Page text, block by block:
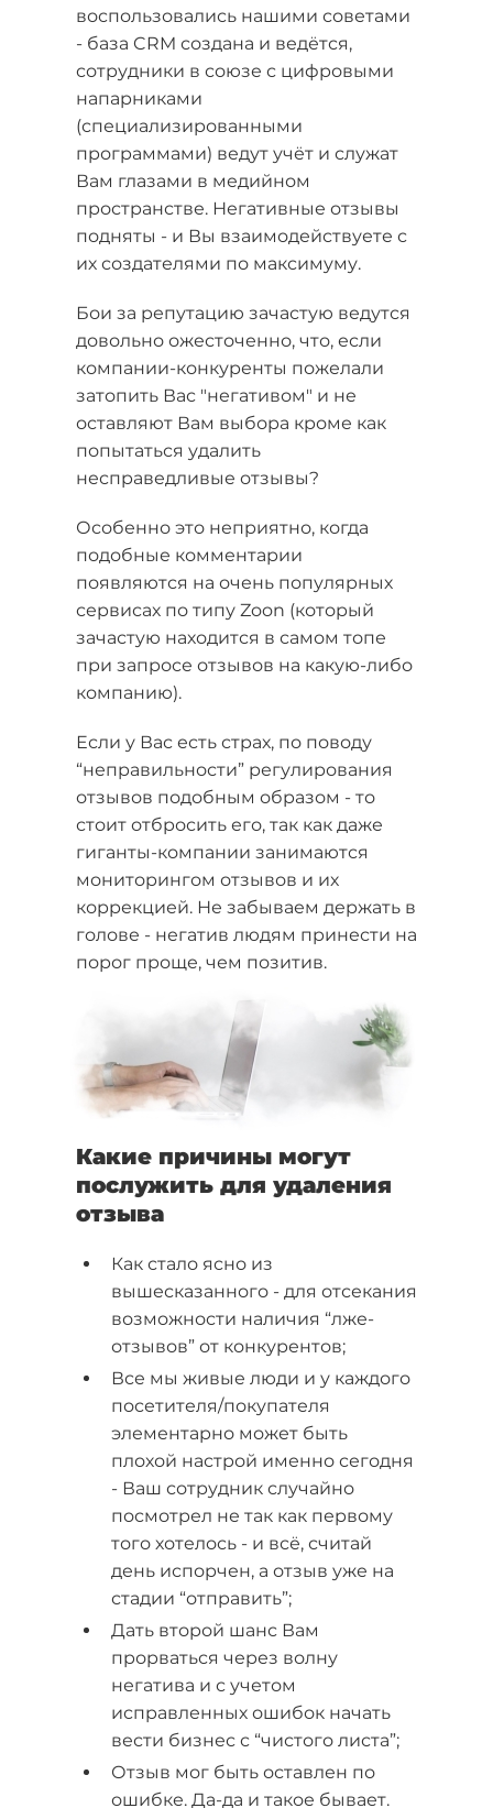
воспользовались нашими советами
- база CRM создана и ведётся,
сотрудники в союзе с цифровыми
напарниками
(специализированными
программами) ведут учёт и служат
Вам глазами в медийном
пространстве. Негативные отзывы
подняты - и Вы взаимодействуете с
их создателями по максимуму.
Бои за репутацию зачастую ведутся
довольно ожесточенно, что, если
компании-конкуренты пожелали
затопить Вас "негативом" и не
оставляют Вам выбора кроме как
попытаться удалить
несправедливые отзывы?
Особенно это неприятно, когда
подобные комментарии
появляются на очень популярных
сервисах по типу Zoon (который
зачастую находится в самом топе
при запросе отзывов на какую-либо
компанию).
Если у Вас есть страх, по поводу
“неправильности” регулирования
отзывов подобным образом - то
стоит отбросить его, так как даже
гиганты-компании занимаются
мониторингом отзывов и их
коррекцией. Не забываем держать в
голове - негатив людям принести на
порог проще, чем позитив.
Какие причины могут
послужить для удаления
отзыва
Как стало ясно из
вышесказанного - для отсекания
возможности наличия “лже-
отзывов” от конкурентов;
Все мы живые люди и у каждого
посетителя/покупателя
элементарно может быть
плохой настрой именно сегодня
- Ваш сотрудник случайно
посмотрел не так как первому
того хотелось - и всё, считай
день испорчен, а отзыв уже на
стадии “отправить”;
Дать второй шанс Вам
прорваться через волну
негатива и с учетом
исправленных ошибок начать
вести бизнес с “чистого листа”;
Отзыв мог быть оставлен по
ошибке. Да-да и такое бывает.